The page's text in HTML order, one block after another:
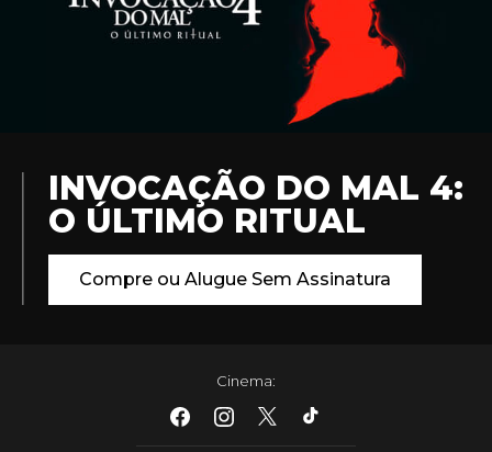
INVOCAÇÃO DO MAL 4:
O ÚLTIMO RITUAL
Compre ou Alugue Sem Assinatura
Cinema: